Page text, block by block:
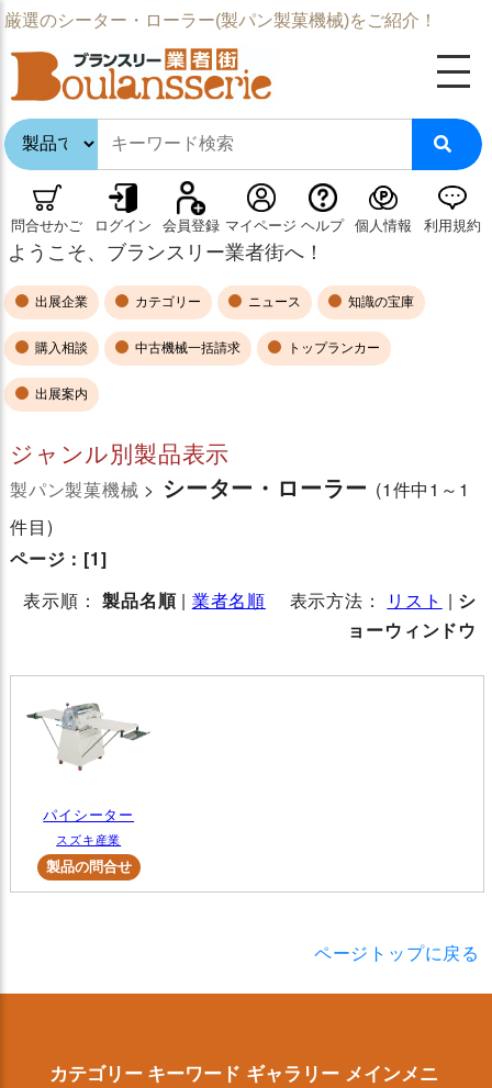
厳選のシーター・ローラー(製パン製菓機械)をご紹介！
問合せかご ログイン 会員登録 マイページ ヘルプ 個人情報 利用規約
ようこそ、ブランスリー業者街へ！
出展企業 カテゴリー ニュース 知識の宝庫
購入相談 中古機械一括請求 トップランカー
出展案内
ジャンル別製品表示
製パン製菓機械 > シーター・ローラー (1件中1～1
件目)
ページ： [1]
表示順：製品名順| 業者名順 表示方法： リスト | シ
ョーウィンドウ
パイシーター
スズキ産業
ページトップに戻る
カテゴリー キーワード ギャラリー メインメニ